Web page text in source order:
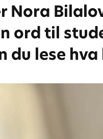
ord til
du lese